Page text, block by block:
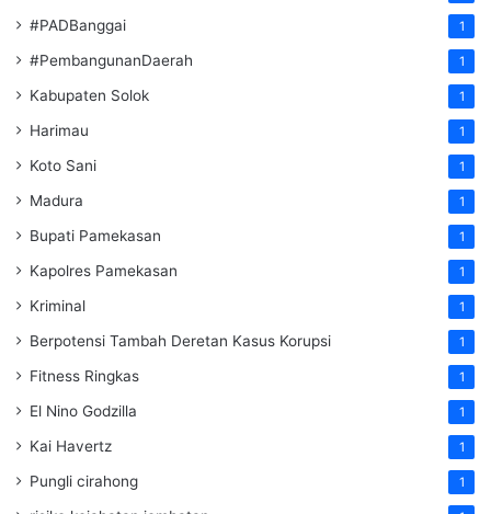
#PADBanggai 1
#PembangunanDaerah 1
Kabupaten Solok 1
Harimau 1
Koto Sani 1
Madura 1
Bupati Pamekasan 1
Kapolres Pamekasan 1
Kriminal 1
Berpotensi Tambah Deretan Kasus Korupsi 1
Fitness Ringkas 1
El Nino Godzilla 1
Kai Havertz 1
Pungli cirahong 1